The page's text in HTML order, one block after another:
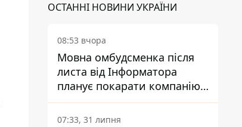
ОСТАННІ НОВИНИ УКРАЇНИ
08:53 вчора
Мовна омбудсменка після
листа від Інформатора
планує покарати компанію-
підрядника ПриватБанку
07:33, 31 липня